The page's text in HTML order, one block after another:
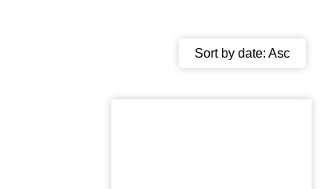
Sort by date:Asc